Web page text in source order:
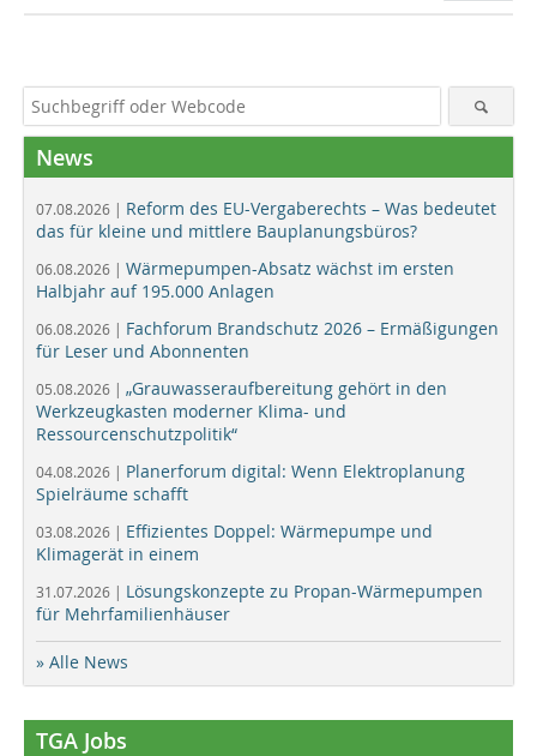
News
07.08.2026 | Reform des EU-Vergaberechts – Was bedeutet
das für kleine und mittlere Bauplanungsbüros?
06.08.2026 | Wärmepumpen-Absatz wächst im ersten
Halbjahr auf 195.000 Anlagen
06.08.2026 | Fachforum Brandschutz 2026 – Ermäßigungen
für Leser und Abonnenten
05.08.2026 | „Grauwasseraufbereitung gehört in den
Werkzeugkasten moderner Klima- und
Ressourcenschutzpolitik“
04.08.2026 | Planerforum digital: Wenn Elektroplanung
Spielräume schafft
03.08.2026 | Effizientes Doppel: Wärmepumpe und
Klimagerät in einem
31.07.2026 | Lösungskonzepte zu Propan-Wärmepumpen
für Mehrfamilienhäuser
» Alle News
TGA Jobs